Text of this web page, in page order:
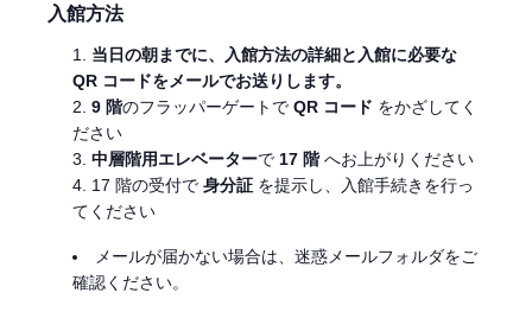
入館方法
当日の朝までに、入館方法の詳細と入館に必要な
QR コードをメールでお送りします。
9 階のフラッパーゲートで QR コード をかざしてく
ださい
中層階用エレベーターで 17 階へお上がりください
17 階の受付で 身分証 を提示し、入館手続きを行っ
てください
メールが届かない場合は、迷惑メールフォルダをご
確認ください。